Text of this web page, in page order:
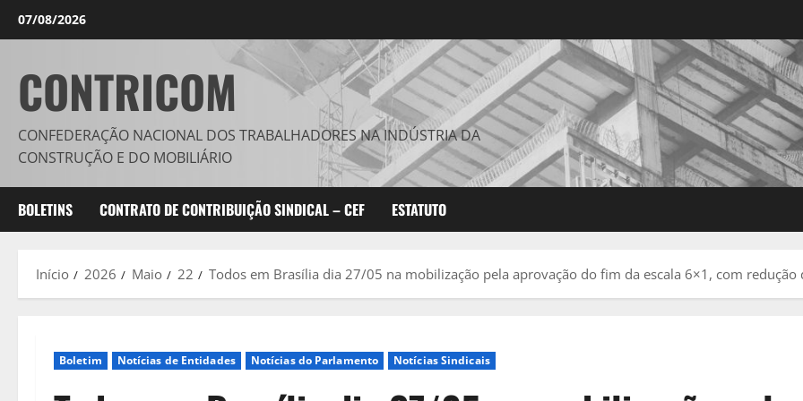
conteúdo
07/08/2026
CONTRICOM
CONFEDERAÇÃO NACIONAL DOS TRABALHADORES NA INDÚSTRIA DA
CONSTRUÇÃO E DO MOBILIÁRIO
BOLETINS CONTRATO DE CONTRIBUIÇÃO SINDICAL – CEF ESTATUTO
Início 2026 Maio 22 Todos em Brasília dia 27/05 na mobilização pela aprovação do fim da escala 6×1, com
Boletim Notícias de Entidades Notícias do Parlamento Notícias Sindicais